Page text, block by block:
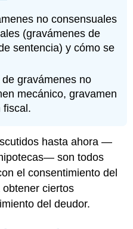
no consensuales
(gravámenes de
sentencia) y cómo se
gravámenes no
mecánico, gravamen
fiscal.
hasta ahora —
son todos
el consentimiento del
ciertos
del deudor.